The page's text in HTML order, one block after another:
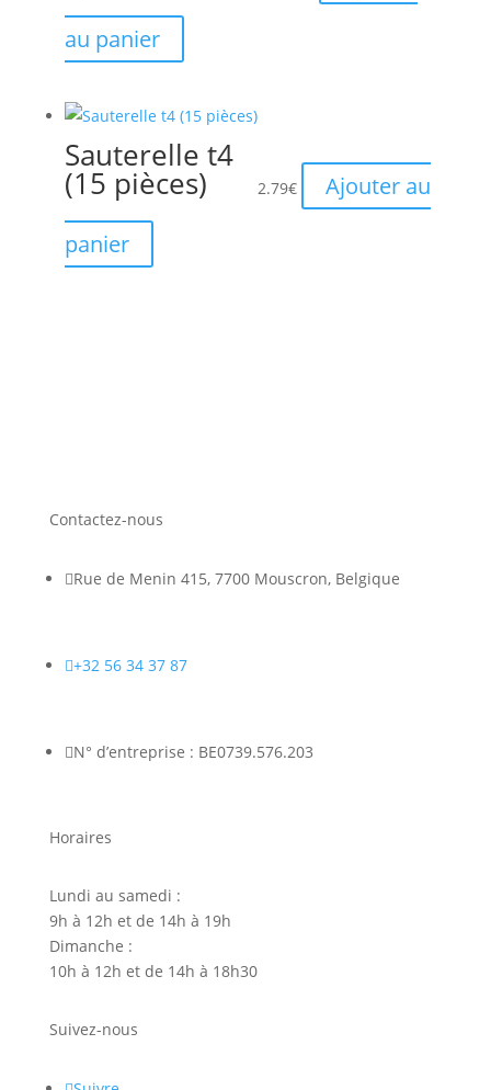
au panier
Sauterelle t4
(15 pièces) 2.79€
Ajouter au
panier
Contactez-nous
Rue de Menin 415, 7700 Mouscron, Belgique
+32 56 34 37 87
N° d’entreprise : BE0739.576.203
Horaires
Lundi au samedi :
9h à 12h et de 14h à 19h
Dimanche :
10h à 12h et de 14h à 18h30
Suivez-nous